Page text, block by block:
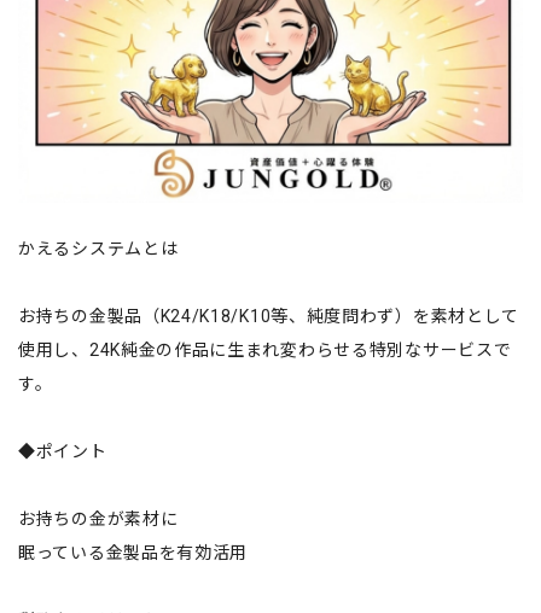
かえるシステムとは
お持ちの金製品（K24/K18/K10等、純度問わず）を素材として
使用し、24K純金の作品に生まれ変わらせる特別なサービスで
す。
◆ポイント
お持ちの金が素材に
眠っている金製品を有効活用